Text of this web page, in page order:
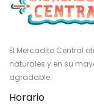
El Mercadito Central
naturales y en su
agradable.
Horario